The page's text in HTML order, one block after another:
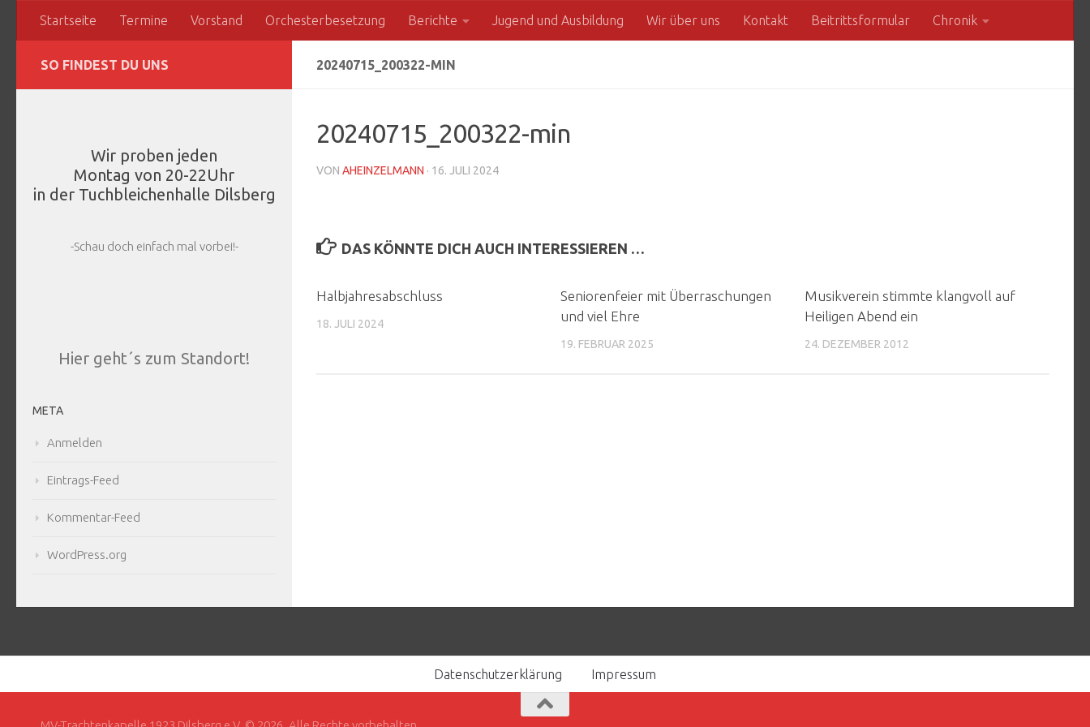
Zum Inhalt springen
Startseite Termine Vorstand Orchesterbesetzung Berichte Jugend und Ausbildung Wir über uns Kontakt Beitrittsformular Chronik
20240715_200322-MIN
20240715_200322-min
VON AHEINZELMANN · 16. JULI 2024
DAS KÖNNTE DICH AUCH INTERESSIEREN …
Halbjahresabschluss
18. JULI 2024
Seniorenfeier mit Überraschungen
und viel Ehre
19. FEBRUAR 2025
Musikverein stimmte klangvoll auf
Heiligen Abend ein
24. DEZEMBER 2012
SO FINDEST DU UNS
Wir proben jeden
Montag von 20-22Uhr
in der Tuchbleichenhalle Dilsberg
-Schau doch einfach mal vorbei!-
Hier geht´s zum Standort!
META
Anmelden
Eintrags-Feed
Kommentar-Feed
WordPress.org
Datenschutzerklärung Impressum